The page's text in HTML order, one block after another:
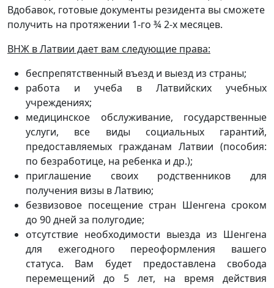
Вдобавок, готовые документы резидента вы сможете
получить на протяжении 1-го ¾ 2-х месяцев.
ВНЖ в Латвии дает вам следующие права:
беспрепятственный въезд и выезд из страны;
работа и учеба в Латвийских учебных
учреждениях;
медицинское обслуживание, государственные
услуги, все виды социальных гарантий,
предоставляемых гражданам Латвии (пособия:
по безработице, на ребенка и др.);
приглашение своих родственников для
получения визы в Латвию;
безвизовое посещение стран Шенгена сроком
до 90 дней за полугодие;
отсутствие необходимости выезда из Шенгена
для ежегодного переоформления вашего
статуса. Вам будет предоставлена свобода
перемещений до 5 лет, на время действия